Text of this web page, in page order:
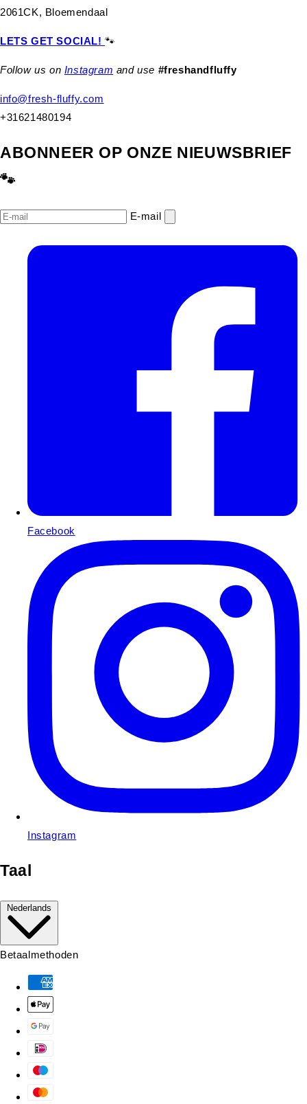
2061CK, Bloemendaal
LETS GET SOCIAL!🐾
Follow us on Instagram and use #freshandfluffy
info@fresh-fluffy.com
+31621480194
ABONNEER OP ONZE NIEUWSBRIEF
🐾
E‑mail
Facebook
Instagram
Taal
Nederlands
Betaalmethoden